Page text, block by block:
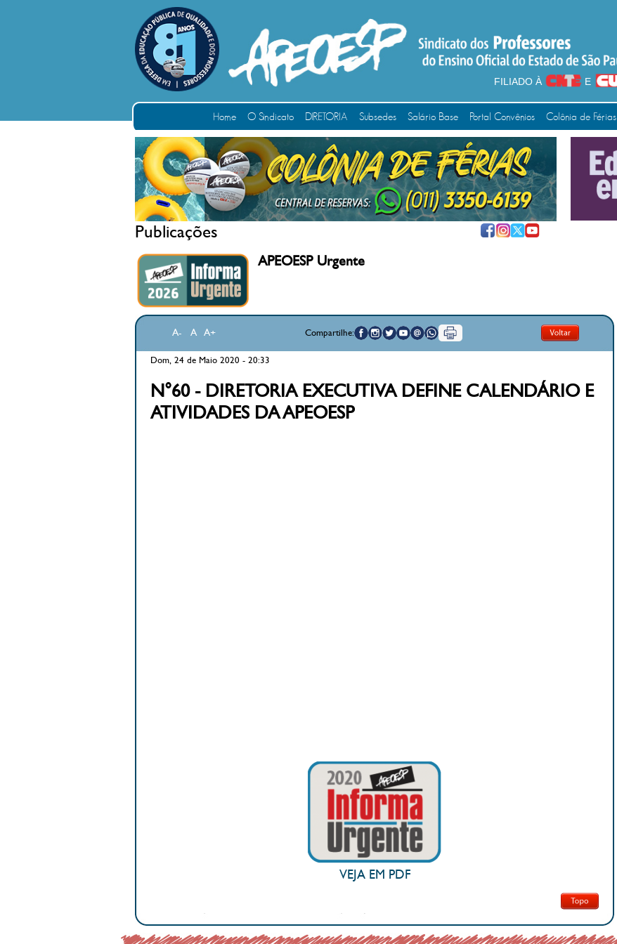
FILIADO À E
Home O Sindicato DIRETORIA Subsedes Salário Base Portal Convênios Colônia de Férias
Publicações
APEOESP Urgente
A- A A+ Compartilhe:
Dom, 24 de Maio 2020 - 20:33
N°60 - DIRETORIA EXECUTIVA DEFINE CALENDÁRIO E
ATIVIDADES DA APEOESP
VEJA EM PDF